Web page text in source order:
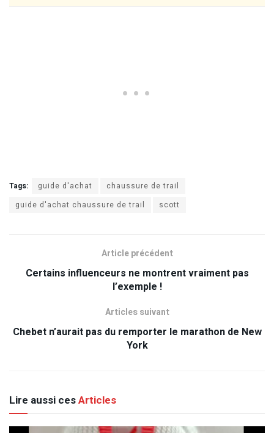
Tags: guide d'achat
chaussure de trail
guide d'achat chaussure de trail
scott
Article précédent
Certains influenceurs ne montrent vraiment pas
l’exemple !
Articles suivant
Chebet n’aurait pas du remporter le marathon de New
York
Lire aussi cesArticles